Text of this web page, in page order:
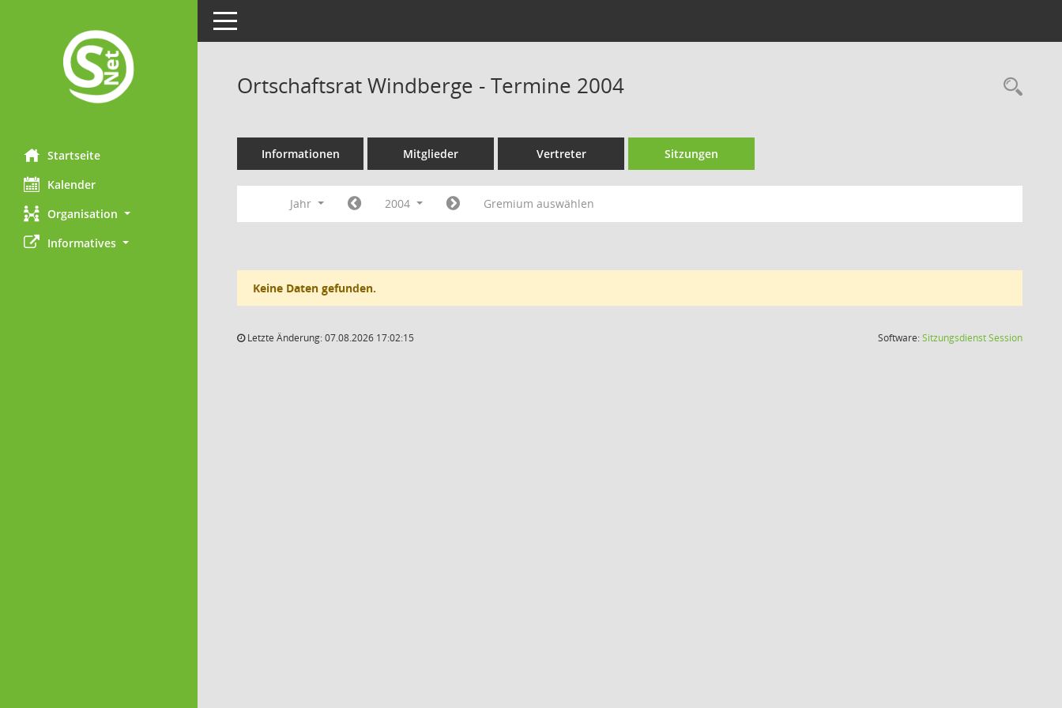
Startseite
Kalender
Organisation
Informatives
Toggle navigation
Ortschaftsrat Windberge - Termine 2004
Informationen Mitglieder Vertreter Sitzungen
Jahr 2004 Gremium auswählen
Keine Daten gefunden.
Letzte Änderung: 07.08.2026 17:02:15 Software:SitzungsdienstSession(Wird in